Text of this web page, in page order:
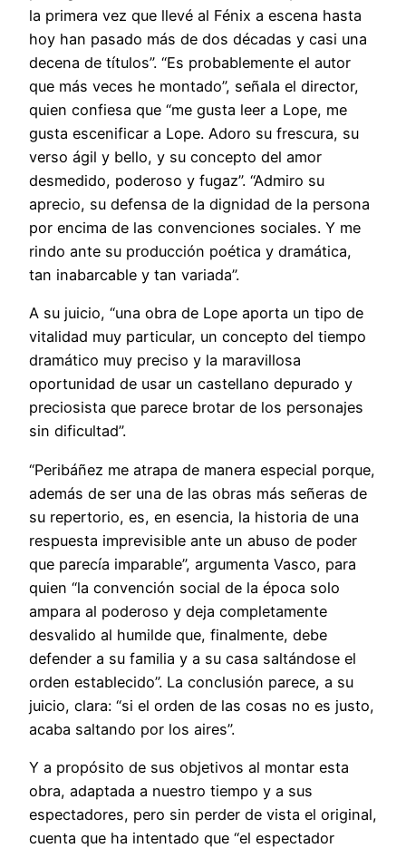
la primera vez que llevé al Fénix a escena hasta
hoy han pasado más de dos décadas y casi una
decena de títulos”. “Es probablemente el autor
que más veces he montado”, señala el director,
quien confiesa que “me gusta leer a Lope, me
gusta escenificar a Lope. Adoro su frescura, su
verso ágil y bello, y su concepto del amor
desmedido, poderoso y fugaz”. “Admiro su
aprecio, su defensa de la dignidad de la persona
por encima de las convenciones sociales. Y me
rindo ante su producción poética y dramática,
tan inabarcable y tan variada”.
A su juicio, “una obra de Lope aporta un tipo de
vitalidad muy particular, un concepto del tiempo
dramático muy preciso y la maravillosa
oportunidad de usar un castellano depurado y
preciosista que parece brotar de los personajes
sin dificultad”.
“Peribáñez me atrapa de manera especial porque,
además de ser una de las obras más señeras de
su repertorio, es, en esencia, la historia de una
respuesta imprevisible ante un abuso de poder
que parecía imparable”, argumenta Vasco, para
quien “la convención social de la época solo
ampara al poderoso y deja completamente
desvalido al humilde que, finalmente, debe
defender a su familia y a su casa saltándose el
orden establecido”. La conclusión parece, a su
juicio, clara: “si el orden de las cosas no es justo,
acaba saltando por los aires”.
Y a propósito de sus objetivos al montar esta
obra, adaptada a nuestro tiempo y a sus
espectadores, pero sin perder de vista el original,
cuenta que ha intentado que “el espectador